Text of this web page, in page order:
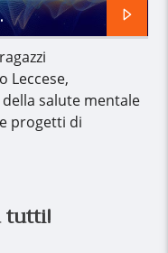
Leccese,
salute mentale
progetti di
tutti!